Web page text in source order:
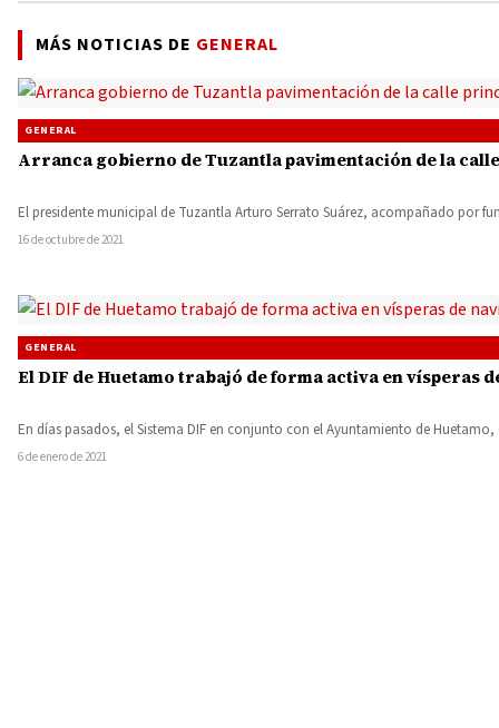
MÁS NOTICIAS DE GENERAL
GENERAL
Arranca gobierno de Tuzantla pavimentación de la
El presidente municipal de Tuzantla Arturo Serrato Suárez, acompañado
16 de octubre de 2021
GENERAL
El DIF de Huetamo trabajó de forma activa en vísperas
En días pasados, el Sistema DIF en conjunto con el Ayuntamiento de
6 de enero de 2021